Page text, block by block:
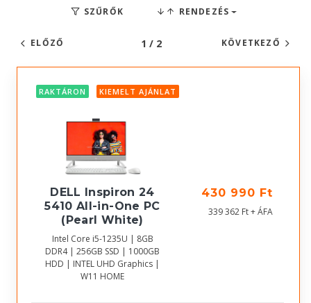
SZŰRŐK RENDEZÉS
ELŐZŐ 1 / 2 KÖVETKEZŐ
RAKTÁRON KIEMELT AJÁNLAT
DELL Inspiron 24
5410 All-in-One PC
(Pearl White)
Intel Core i5-1235U | 8GB
DDR4 | 256GB SSD | 1000GB
HDD | INTEL UHD Graphics |
W11 HOME
430 990 Ft
339 362 Ft + ÁFA